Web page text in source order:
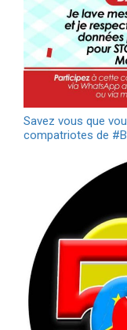
Savez vous que
compatriotes de